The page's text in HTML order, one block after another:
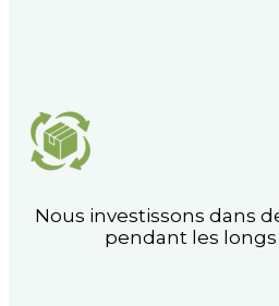
Nous investissons dans
pendant les